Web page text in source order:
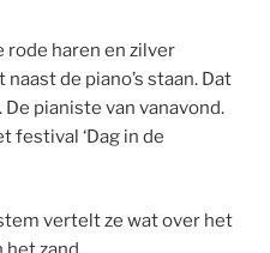
rode haren en zilver
de piano’s staan. Dat
De pianiste van vanavond.
festival ‘Dag in de
vertelt ze wat over het